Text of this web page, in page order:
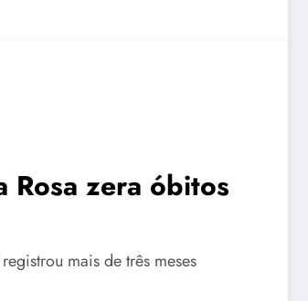
Rosa zera óbitos
mais de três meses